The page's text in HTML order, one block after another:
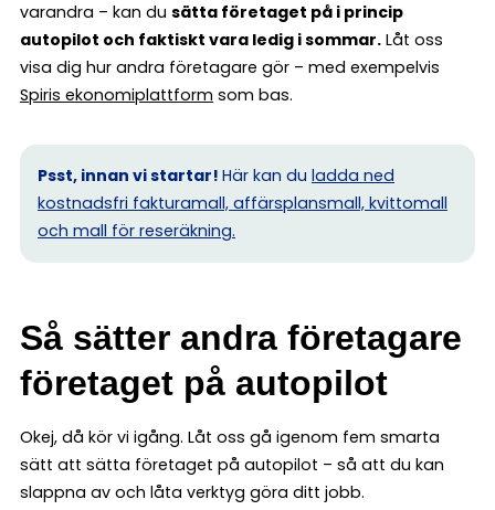
varandra – kan du sätta företaget på i princip
autopilot och faktiskt vara ledig i sommar. Låt oss
visa dig hur andra företagare gör – med exempelvis
Spiris ekonomiplattform som bas.
Psst, innan vi startar! Här kan du ladda ned
kostnadsfri fakturamall, affärsplansmall, kvittomall
och mall för reseräkning.
Så sätter andra företagare
företaget på autopilot
Okej, då kör vi igång. Låt oss gå igenom fem smarta
sätt att sätta företaget på autopilot – så att du kan
slappna av och låta verktyg göra ditt jobb.